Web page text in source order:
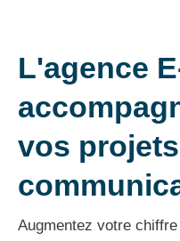
L'agence
vos
Augmentez votre